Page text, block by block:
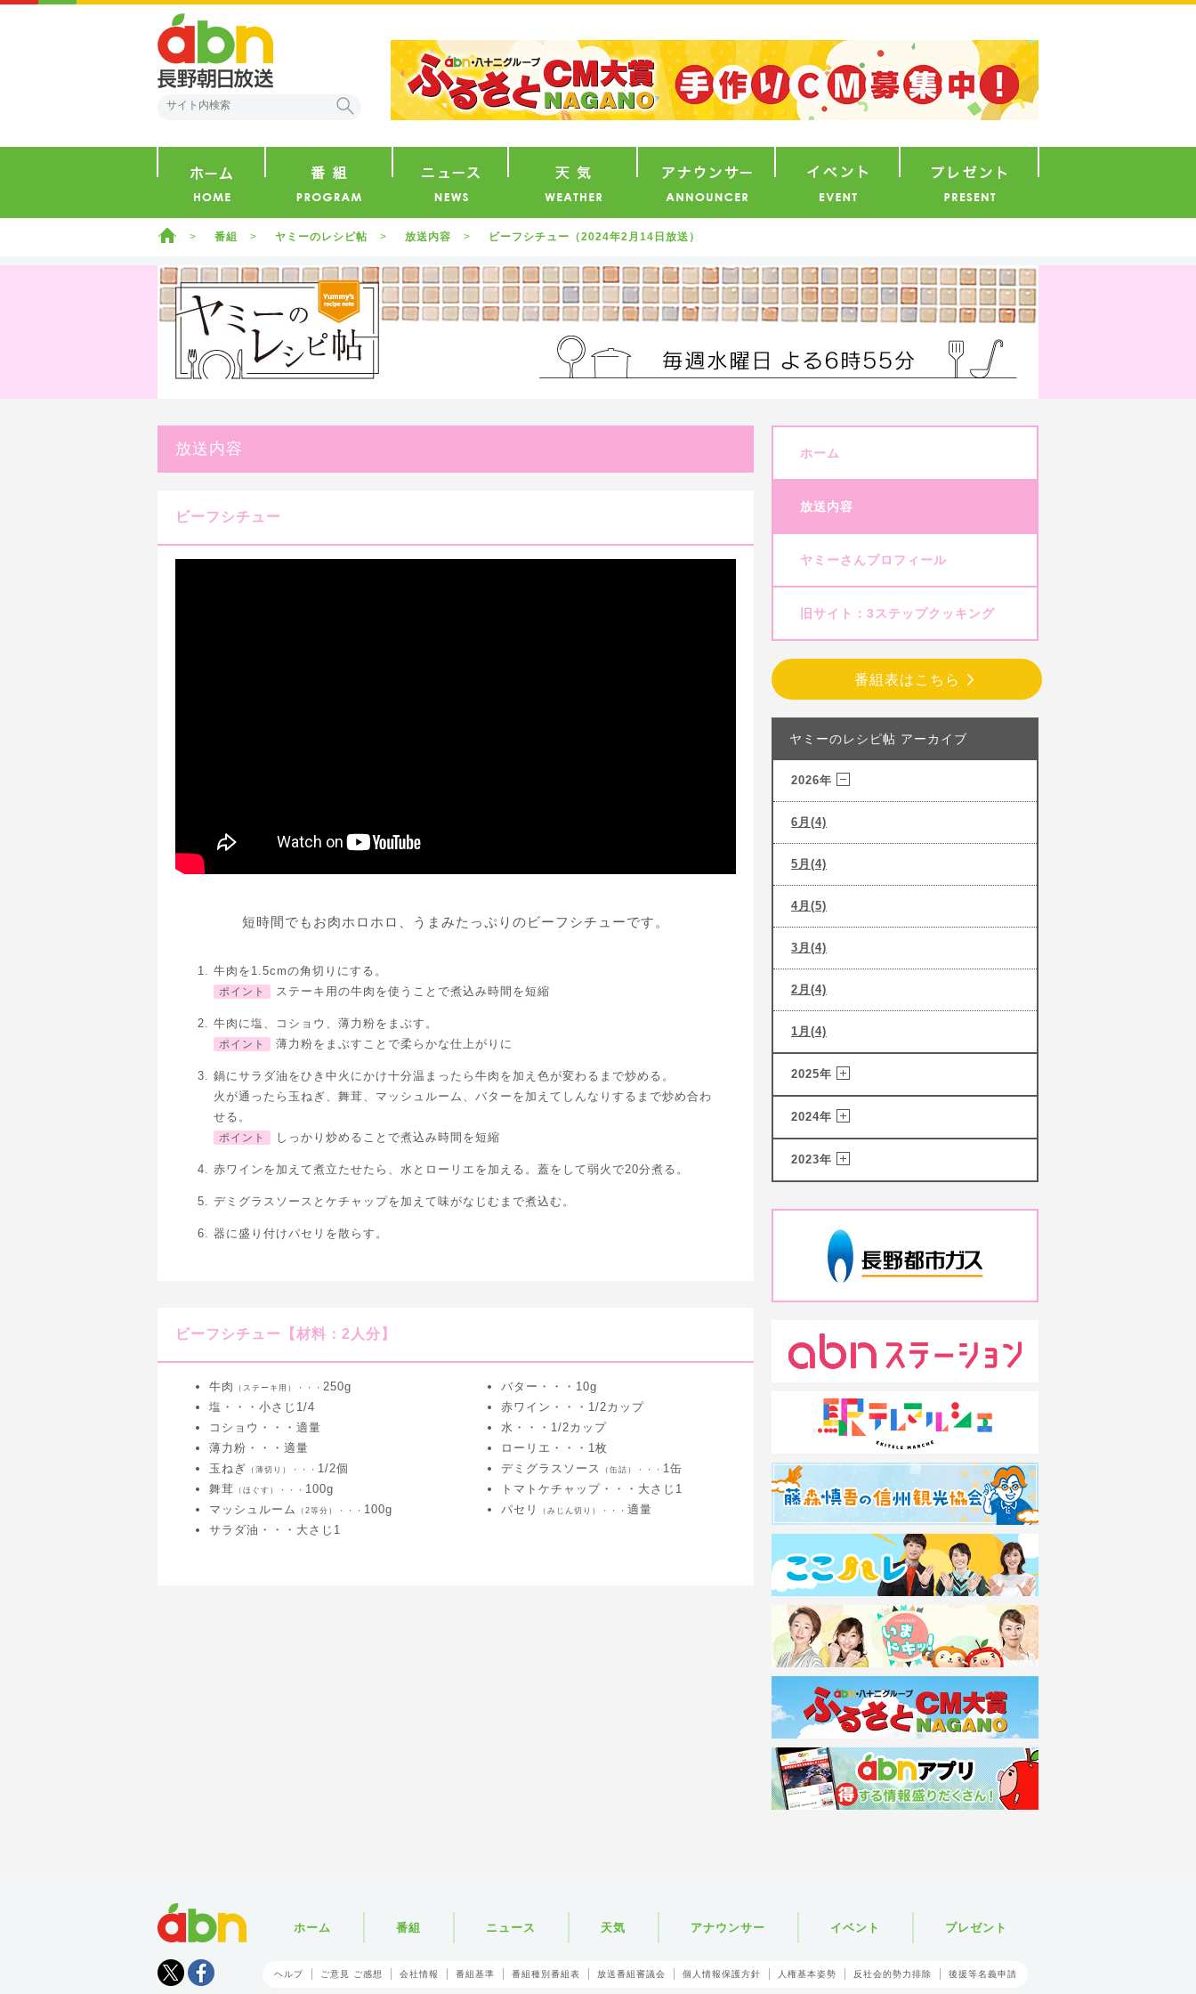
ホーム 番組 ヤミーのレシピ帖 放送内容 ビーフシチュー（2024年2月14日放送）
放送内容
ビーフシチュー
短時間でもお肉ホロホロ、うまみたっぷりのビーフシチューです。
牛肉を1.5cmの角切りにする。
ポイント ステーキ用の牛肉を使うことで煮込み時間を短縮
牛肉に塩、コショウ、薄力粉をまぶす。
ポイント 薄力粉をまぶすことで柔らかな仕上がりに
鍋にサラダ油をひき中火にかけ十分温まったら牛肉を加え色が変わるまで炒める。
火が通ったら玉ねぎ、舞茸、マッシュルーム、バターを加えてしんなりするまで炒め合わ
せる。
ポイント しっかり炒めることで煮込み時間を短縮
赤ワインを加えて煮立たせたら、水とローリエを加える。蓋をして弱火で20分煮る。
デミグラスソースとケチャップを加えて味がなじむまで煮込む。
器に盛り付けパセリを散らす。
ビーフシチュー【材料：2人分】
牛肉 （ステーキ用）・・・ 250g
塩・・・小さじ1/4
コショウ・・・適量
薄力粉・・・適量
玉ねぎ
（薄切り）・・・ 1/2個
舞茸
（ほぐす）・・・ 100g
マッシュルーム
（2等分）・・・ 100g
サラダ油・・・大さじ1
バター・・・10g
赤ワイン・・・1/2カップ
水・・・1/2カップ
ローリエ・・・1枚
デミグラスソース
（缶詰）・・・ 1缶
トマトケチャップ・・・大さじ1
パセリ
（みじん切り）・・・ 適量
ホーム
放送内容
ヤミーさんプロフィール
旧サイト：3ステップクッキング
番組表はこちら
ヤミーのレシピ帖 アーカイブ
2026年
6月(4)
5月(4)
4月(5)
3月(4)
2月(4)
1月(4)
2025年
2024年
2023年
Tweet
ホーム 番組 ニュース 天気 アナウンサー イベント プレゼント
ヘルプ ご意見 ご感想 会社情報 番組基準 番組種別番組表 放送番組審議会 個人情報保護方針 人権基本姿勢 反社会的勢力排除 後援等名義申請